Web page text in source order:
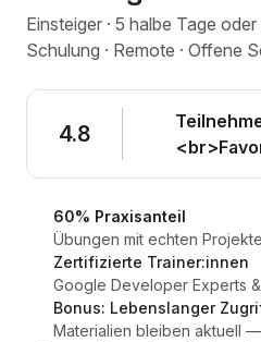
Einsteiger · 5 halbe Tage
Schulung · Remote · Offene
4.8
60% Praxisanteil
Übungen mit echten
Zertifizierte Trainer:innen
Google Developer Experts
Bonus: Lebenslanger
Materialien bleiben aktuell